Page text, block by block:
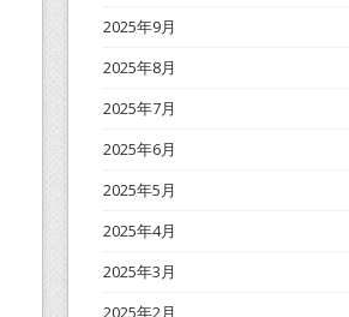
2025年9月
2025年8月
2025年7月
2025年6月
2025年5月
2025年4月
2025年3月
2025年2月